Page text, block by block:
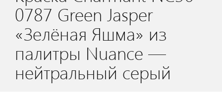
0787 Green Jasper
«Зелёная Яшма» из
палитры Nuance —
нейтральный серый